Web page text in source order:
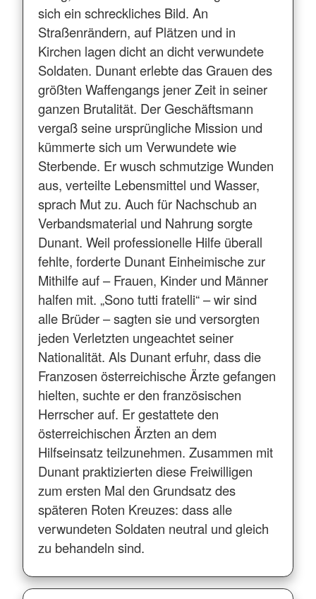
sich ein schreckliches Bild. An
Straßenrändern, auf Plätzen und in
Kirchen lagen dicht an dicht verwundete
Soldaten. Dunant erlebte das Grauen des
größten Waffengangs jener Zeit in seiner
ganzen Brutalität. Der Geschäftsmann
vergaß seine ursprüngliche Mission und
kümmerte sich um Verwundete wie
Sterbende. Er wusch schmutzige Wunden
aus, verteilte Lebensmittel und Wasser,
sprach Mut zu. Auch für Nachschub an
Verbandsmaterial und Nahrung sorgte
Dunant. Weil professionelle Hilfe überall
fehlte, forderte Dunant Einheimische zur
Mithilfe auf – Frauen, Kinder und Männer
halfen mit. „Sono tutti fratelli“ – wir sind
alle Brüder – sagten sie und versorgten
jeden Verletzten ungeachtet seiner
Nationalität. Als Dunant erfuhr, dass die
Franzosen österreichische Ärzte gefangen
hielten, suchte er den französischen
Herrscher auf. Er gestattete den
österreichischen Ärzten an dem
Hilfseinsatz teilzunehmen. Zusammen mit
Dunant praktizierten diese Freiwilligen
zum ersten Mal den Grundsatz des
späteren Roten Kreuzes: dass alle
verwundeten Soldaten neutral und gleich
zu behandeln sind.